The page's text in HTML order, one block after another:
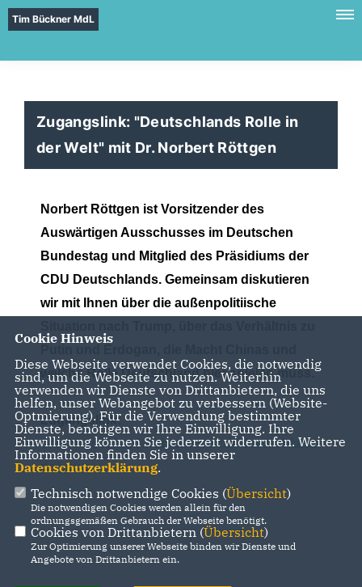
Tim Bückner MdL
Zugangslink: "Deutschlands Rolle in
der Welt" mit Dr. Norbert Röttgen
Norbert Röttgen ist Vorsitzender des
Auswärtigen Ausschusses im Deutschen
Bundestag und Mitglied des Präsidiums der
CDU Deutschlands. Gemeinsam diskutieren
wir mit Ihnen über die außenpolitiische
welche Rolle Deutschland hier spielen muss.
Zugangslink:
cdudeutschland.webex.com/cdudeutschland-
de/j.php
Cookie Hinweis
Diese Webseite verwendet Cookies, die notwendig
sind, um die Webseite zu nutzen. Weiterhin
verwenden wir Dienste von Drittanbietern, die uns
helfen, unser Webangebot zu verbessern (Website-
Optmierung). Für die Verwendung bestimmter
Dienste, benötigen wir Ihre Einwilligung. Ihre
Einwilligung können Sie jederzeit widerrufen. Weitere
Informationen finden Sie in unserer
Datenschutzerklärung.
Technisch notwendige Cookies (Übersicht)
Die notwendigen Cookies werden allein für den
ordnungsgemäßen Gebrauch der Webseite benötigt.
Cookies von Drittanbietern (Übersicht)
Zur Optimierung unserer Webseite binden wir Dienste und
Angebote von Drittanbietern ein.